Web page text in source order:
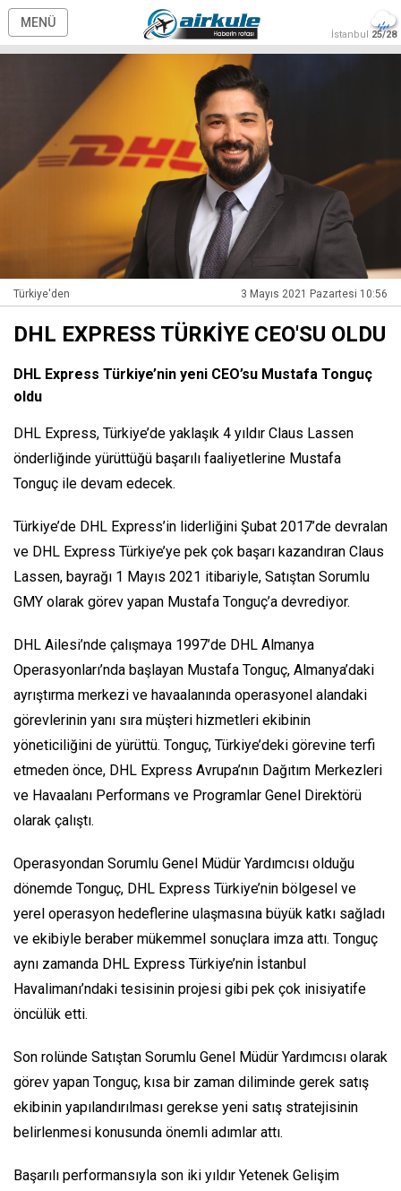
MENÜ
İstanbul 25/28
Türkiye'den 3 Mayıs 2021 Pazartesi 10:56
DHL EXPRESS TÜRKİYE CEO'SU OLDU
DHL Express Türkiye’nin yeni CEO’su Mustafa Tonguç
oldu
DHL Express, Türkiye’de yaklaşık 4 yıldır Claus Lassen
önderliğinde yürüttüğü başarılı faaliyetlerine Mustafa
Tonguç ile devam edecek.
Türkiye’de DHL Express’in liderliğini Şubat 2017’de devralan
ve DHL Express Türkiye’ye pek çok başarı kazandıran Claus
Lassen, bayrağı 1 Mayıs 2021 itibariyle, Satıştan Sorumlu
GMY olarak görev yapan Mustafa Tonguç’a devrediyor.
DHL Ailesi’nde çalışmaya 1997’de DHL Almanya
Operasyonları’nda başlayan Mustafa Tonguç, Almanya’daki
ayrıştırma merkezi ve havaalanında operasyonel alandaki
görevlerinin yanı sıra müşteri hizmetleri ekibinin
yöneticiliğini de yürüttü. Tonguç, Türkiye’deki görevine terfi
etmeden önce, DHL Express Avrupa’nın Dağıtım Merkezleri
ve Havaalanı Performans ve Programlar Genel Direktörü
olarak çalıştı.
Operasyondan Sorumlu Genel Müdür Yardımcısı olduğu
dönemde Tonguç, DHL Express Türkiye’nin bölgesel ve
yerel operasyon hedeflerine ulaşmasına büyük katkı sağladı
ve ekibiyle beraber mükemmel sonuçlara imza attı. Tonguç
aynı zamanda DHL Express Türkiye’nin İstanbul
Havalimanı’ndaki tesisinin projesi gibi pek çok inisiyatife
öncülük etti.
Son rolünde Satıştan Sorumlu Genel Müdür Yardımcısı olarak
görev yapan Tonguç, kısa bir zaman diliminde gerek satış
ekibinin yapılandırılması gerekse yeni satış stratejisinin
belirlenmesi konusunda önemli adımlar attı.
Başarılı performansıyla son iki yıldır Yetenek Gelişim